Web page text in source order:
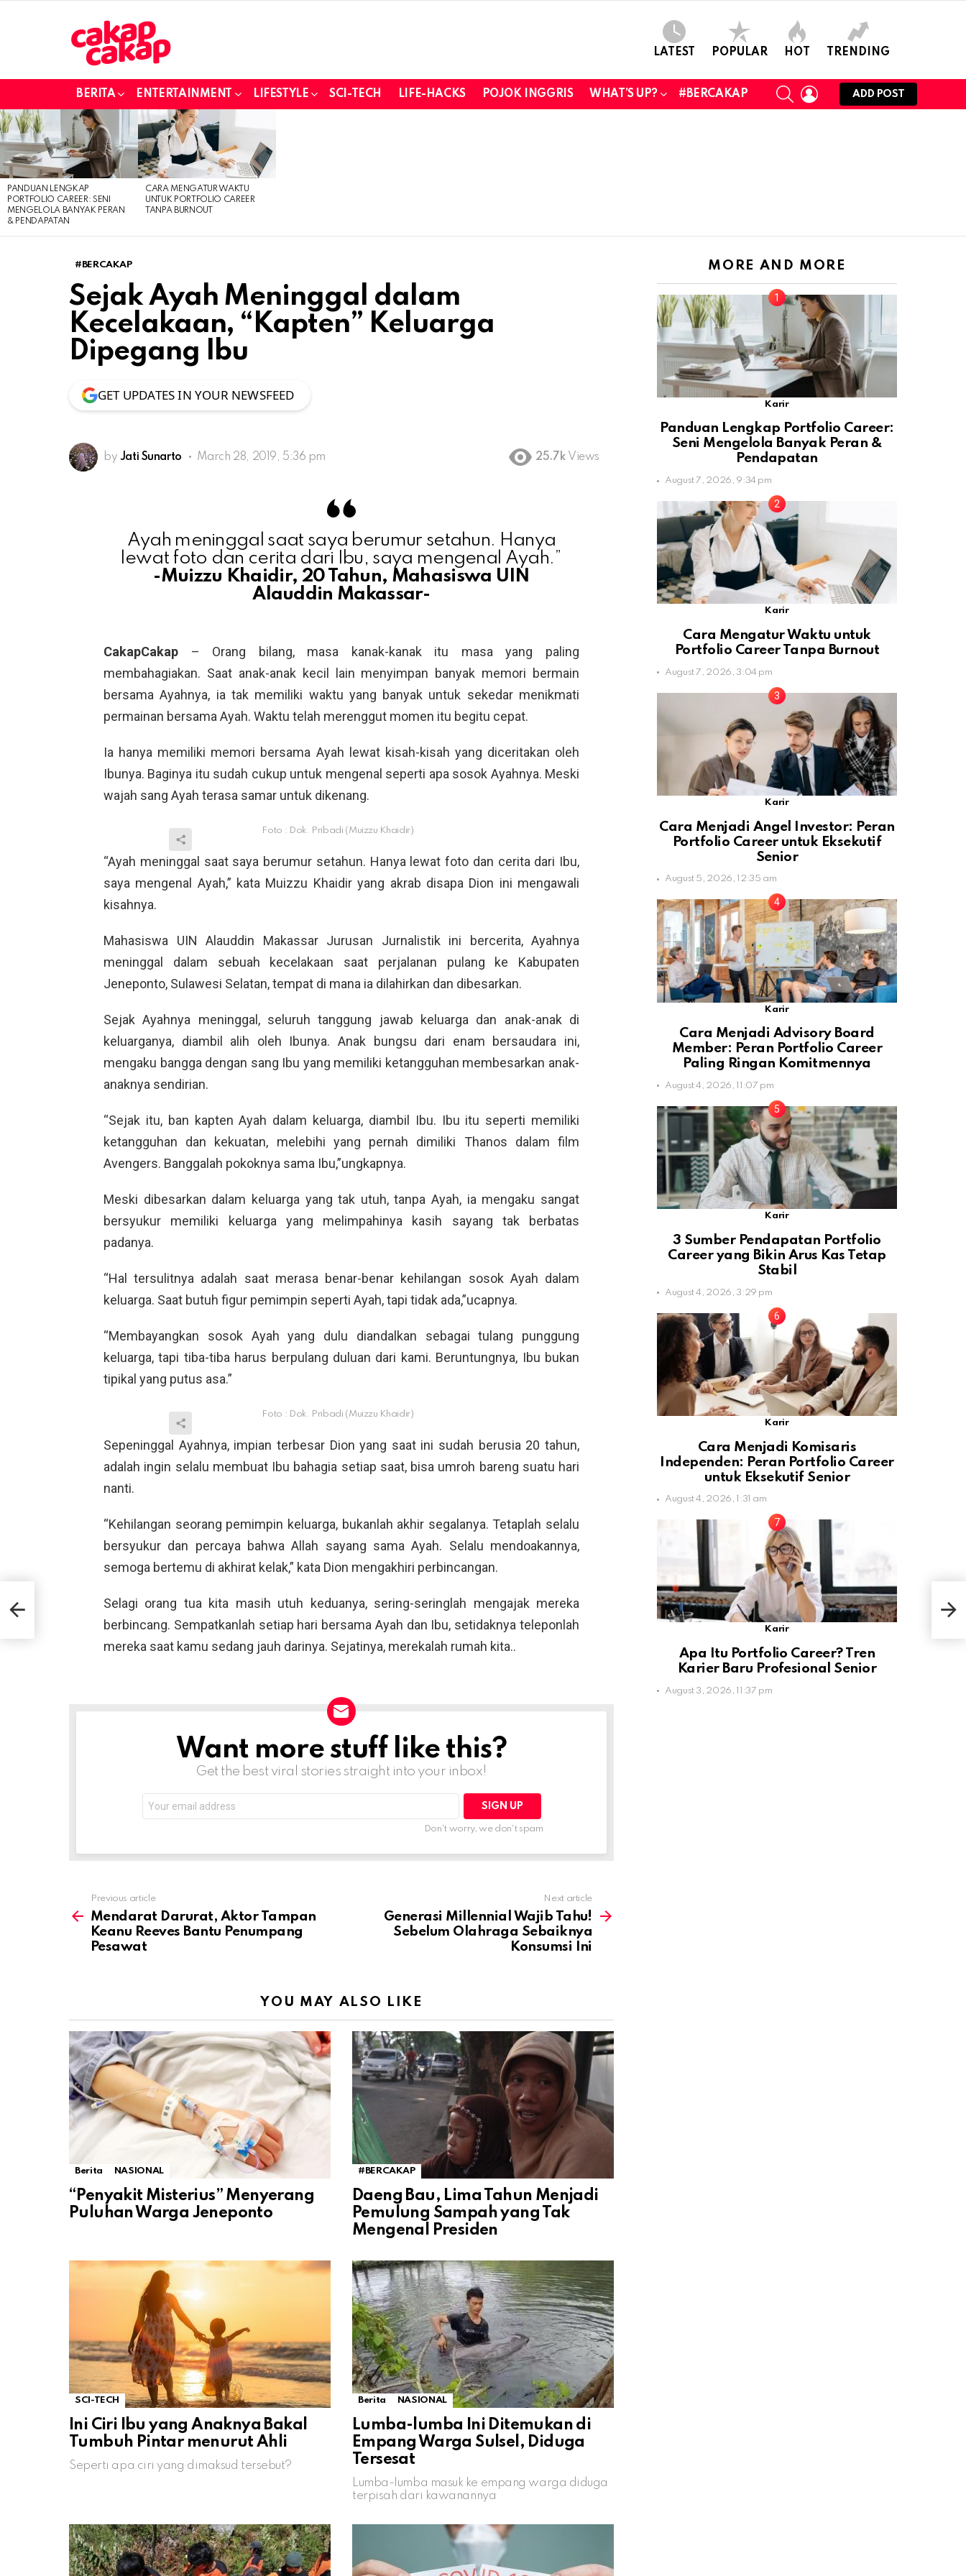
LATEST POPULAR HOT TRENDING
BERITA ENTERTAINMENT LIFESTYLE SCI-TECH LIFE-HACKS POJOK INGGRIS WHAT’S UP? #BERCAKAP
SEARCHLOGIN
ADD POST
LATEST
STORIES
PANDUAN LENGKAP
PORTFOLIO CAREER: SENI
MENGELOLA BANYAK PERAN
& PENDAPATAN
CARA MENGATUR WAKTU
UNTUK PORTFOLIO CAREER
TANPA BURNOUT
#BERCAKAP
Sejak Ayah Meninggal dalam
Kecelakaan, “Kapten” Keluarga
Dipegang Ibu
GET UPDATES IN YOUR NEWSFEED
by Jati Sunarto March 28, 2019, 5:36 pm 25.7k Views
Ayah meninggal saat saya berumur setahun. Hanya
lewat foto dan cerita dari Ibu, saya mengenal Ayah.”
-Muizzu Khaidir, 20 Tahun, Mahasiswa UIN
Alauddin Makassar-
CakapCakap – Orang bilang, masa kanak-kanak itu masa yang paling
membahagiakan. Saat anak-anak kecil lain menyimpan banyak memori bermain
bersama Ayahnya, ia tak memiliki waktu yang banyak untuk sekedar menikmati
permainan bersama Ayah. Waktu telah merenggut momen itu begitu cepat.
Ia hanya memiliki memori bersama Ayah lewat kisah-kisah yang diceritakan oleh
Ibunya. Baginya itu sudah cukup untuk mengenal seperti apa sosok Ayahnya. Meski
wajah sang Ayah terasa samar untuk dikenang.
Foto : Dok. Pribadi (Muizzu Khaidir)
“Ayah meninggal saat saya berumur setahun. Hanya lewat foto dan cerita dari Ibu,
saya mengenal Ayah,” kata Muizzu Khaidir yang akrab disapa Dion ini mengawali
kisahnya.
Mahasiswa UIN Alauddin Makassar Jurusan Jurnalistik ini bercerita, Ayahnya
meninggal dalam sebuah kecelakaan saat perjalanan pulang ke Kabupaten
Jeneponto, Sulawesi Selatan, tempat di mana ia dilahirkan dan dibesarkan.
Sejak Ayahnya meninggal, seluruh tanggung jawab keluarga dan anak-anak di
keluarganya, diambil alih oleh Ibunya. Anak bungsu dari enam bersaudara ini,
mengaku bangga dengan sang Ibu yang memiliki ketangguhan membesarkan anak-
anaknya sendirian.
“Sejak itu, ban kapten Ayah dalam keluarga, diambil Ibu. Ibu itu seperti memiliki
ketangguhan dan kekuatan, melebihi yang pernah dimiliki Thanos dalam film
Avengers. Banggalah pokoknya sama Ibu,”ungkapnya.
Meski dibesarkan dalam keluarga yang tak utuh, tanpa Ayah, ia mengaku sangat
bersyukur memiliki keluarga yang melimpahinya kasih sayang tak berbatas
padanya.
“Hal tersulitnya adalah saat merasa benar-benar kehilangan sosok Ayah dalam
keluarga. Saat butuh figur pemimpin seperti Ayah, tapi tidak ada,”ucapnya.
“Membayangkan sosok Ayah yang dulu diandalkan sebagai tulang punggung
keluarga, tapi tiba-tiba harus berpulang duluan dari kami. Beruntungnya, Ibu bukan
tipikal yang putus asa.”
Foto : Dok. Pribadi (Muizzu Khaidir)
Sepeninggal Ayahnya, impian terbesar Dion yang saat ini sudah berusia 20 tahun,
adalah ingin selalu membuat Ibu bahagia setiap saat, bisa umroh bareng suatu hari
nanti.
“Kehilangan seorang pemimpin keluarga, bukanlah akhir segalanya. Tetaplah selalu
bersyukur dan percaya bahwa Allah sayang sama Ayah. Selalu mendoakannya,
semoga bertemu di akhirat kelak,” kata Dion mengakhiri perbincangan.
Selagi orang tua kita masih utuh keduanya, sering-seringlah mengajak mereka
berbincang. Sempatkanlah setiap hari bersama Ayah dan Ibu, setidaknya teleponlah
mereka saat kamu sedang jauh darinya. Sejatinya, merekalah rumah kita..
NEWSLETTERWant more stuff like this?
Get the best viral stories straight into your inbox!
address:
Don't worry, we don't spam
more
Previous article
Mendarat Darurat, Aktor Tampan
Keanu Reeves Bantu Penumpang
Pesawat
Next article
Generasi Millennial Wajib Tahu!
Sebelum Olahraga Sebaiknya
Konsumsi Ini
YOU MAY ALSO LIKE
Berita NASIONAL
“Penyakit Misterius” Menyerang
Puluhan Warga Jeneponto
#BERCAKAP
Daeng Bau, Lima Tahun Menjadi
Pemulung Sampah yang Tak
Mengenal Presiden
SCI-TECH
Ini Ciri Ibu yang Anaknya Bakal
Tumbuh Pintar menurut Ahli
Seperti apa ciri yang dimaksud tersebut?
Berita NASIONAL
Lumba-lumba Ini Ditemukan di
Empang Warga Sulsel, Diduga
Tersesat
Lumba-lumba masuk ke empang warga diduga
terpisah dari kawanannya
MORE AND MORE
Karir
Panduan Lengkap Portfolio Career:
Seni Mengelola Banyak Peran &
Pendapatan
August 7, 2026, 9:34 pm
Karir
Cara Mengatur Waktu untuk
Portfolio Career Tanpa Burnout
August 7, 2026, 3:04 pm
Karir
Cara Menjadi Angel Investor: Peran
Portfolio Career untuk Eksekutif
Senior
August 5, 2026, 12:35 am
Karir
Cara Menjadi Advisory Board
Member: Peran Portfolio Career
Paling Ringan Komitmennya
August 4, 2026, 11:07 pm
Karir
3 Sumber Pendapatan Portfolio
Career yang Bikin Arus Kas Tetap
Stabil
August 4, 2026, 3:29 pm
Karir
Cara Menjadi Komisaris
Independen: Peran Portfolio Career
untuk Eksekutif Senior
August 4, 2026, 1:31 am
Karir
Apa Itu Portfolio Career? Tren
Karier Baru Profesional Senior
August 3, 2026, 11:37 pm